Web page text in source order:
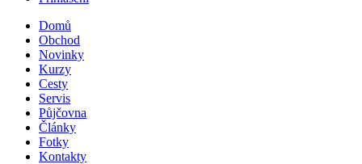
Menu button
Frontend navigation
Domů
Obchod
Novinky
Kurzy
Cesty
Servis
Půjčovna
Články
Fotky
Kontakty